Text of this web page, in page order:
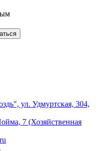
ул. Удмуртская, 304,
7 (Хозяйственная